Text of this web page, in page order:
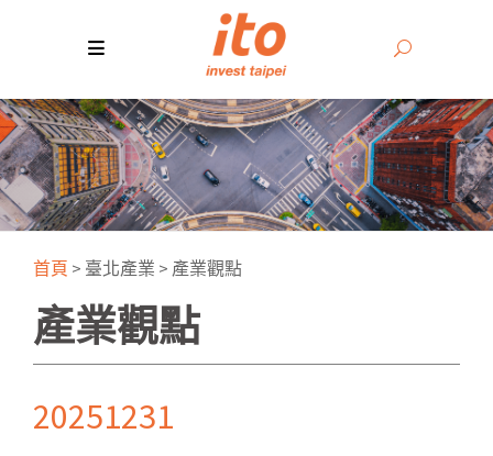
首頁 > 臺北產業 > 產業觀點
產業觀點
20251231